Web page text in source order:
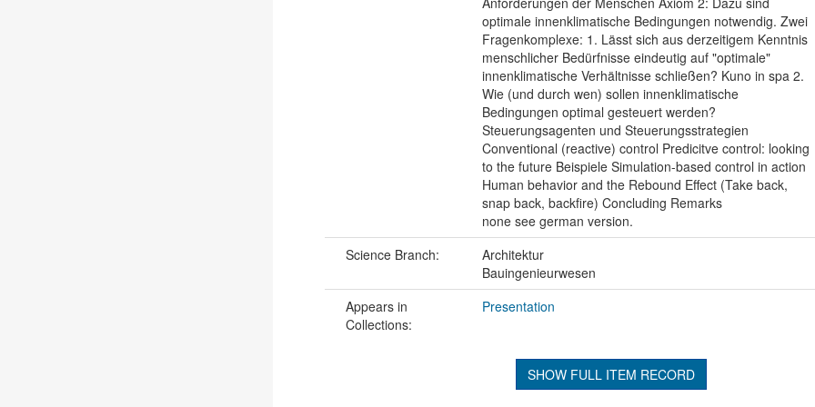
optimale innenklimatische Bedingungen notwendig. Zwei
Fragenkomplexe: 1. Lässt sich aus derzeitigem Kenntnis
menschlicher Bedürfnisse eindeutig auf "optimale"
innenklimatische Verhältnisse schließen? Kuno in spa 2.
Wie (und durch wen) sollen innenklimatische
Bedingungen optimal gesteuert werden?
Steuerungsagenten und Steuerungsstrategien
Conventional (reactive) control Predicitve control: looking
to the future Beispiele Simulation-based control in action
Human behavior and the Rebound Effect (Take back,
snap back, backfire) Concluding Remarks
none see german version.
Science Branch:
Architektur
Bauingenieurwesen
Appears in
Collections:
Presentation
SHOW FULL ITEM RECORD